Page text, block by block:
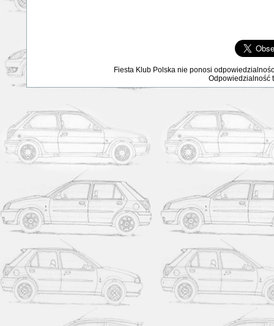
Fiesta Klub Polska nie ponosi
Odpowiedzialność